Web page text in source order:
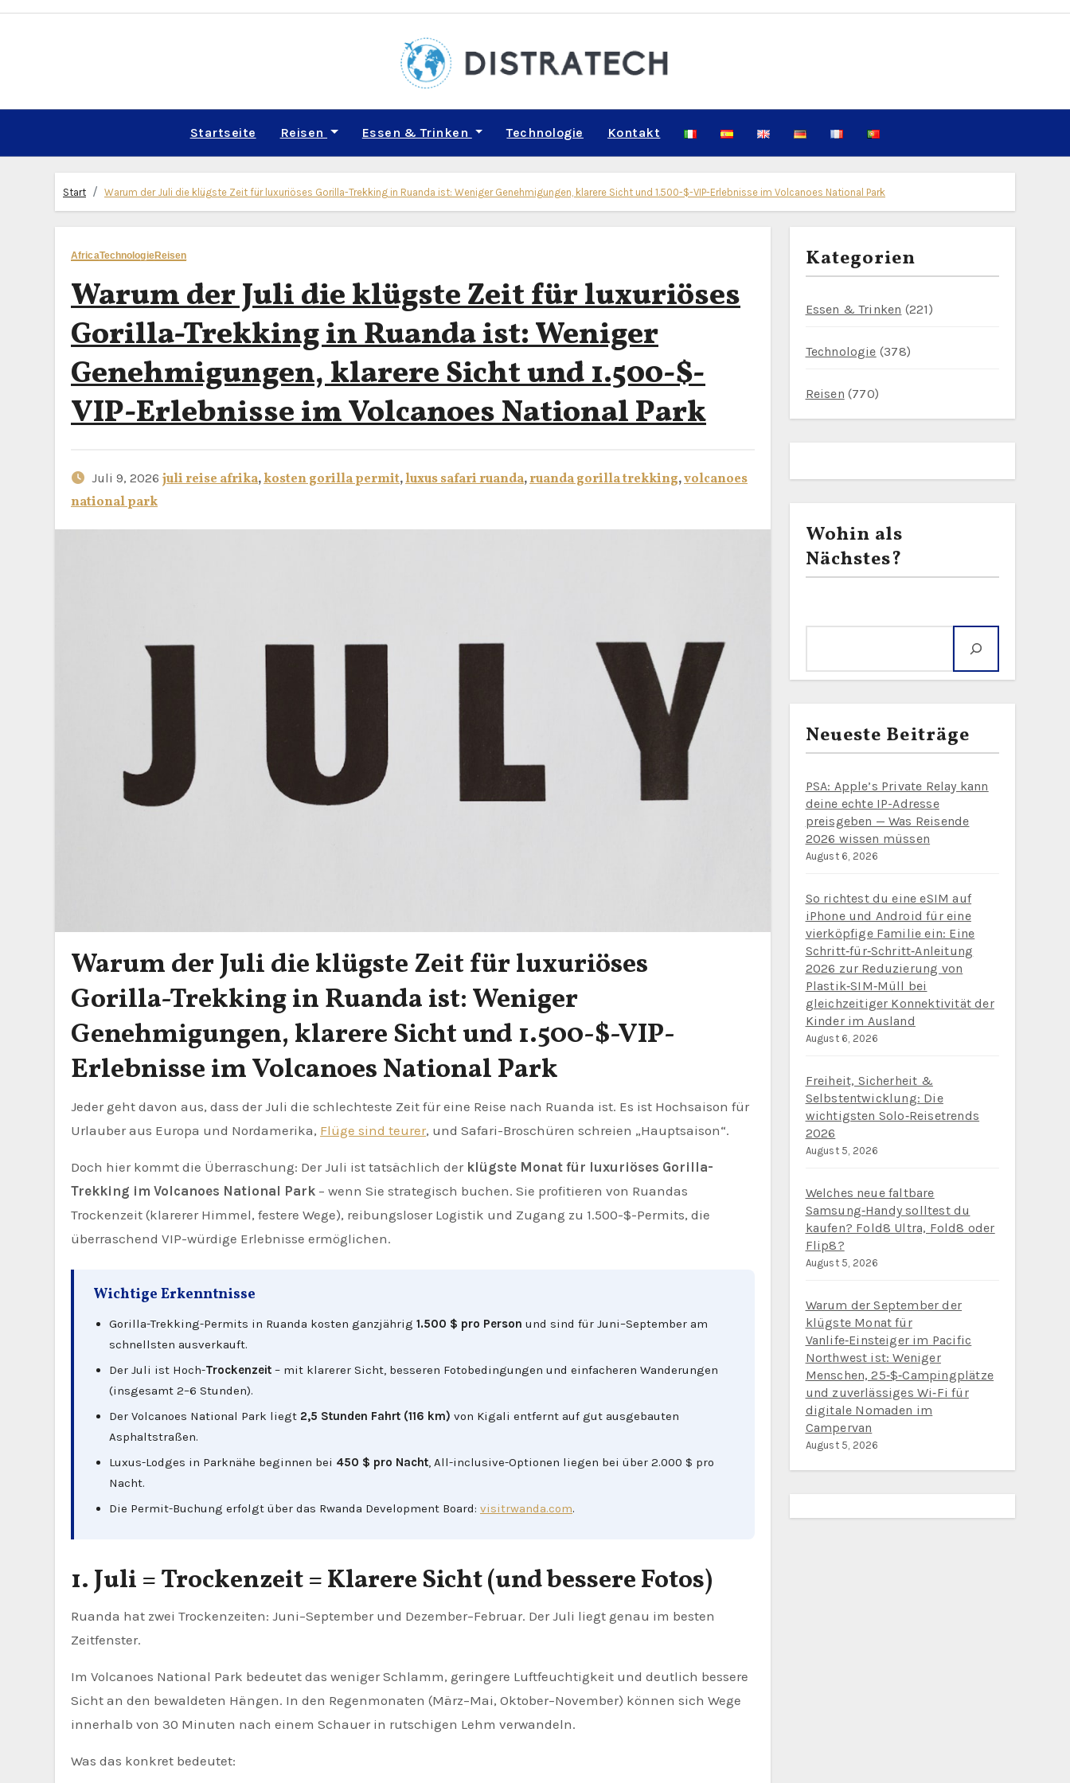
Zum
Startseite Reisen Essen & Trinken Technologie Kontakt
Start Warum der Juli die klügste Zeit für luxuriöses Gorilla-Trekking in Ruanda ist: Weniger Genehmigungen, klarere Sicht und 1.500-$-VIP-Erlebnisse im Volcanoes National Park
AfricaTechnologieReisen
Warum der Juli die klügste Zeit für luxuriöses
Gorilla-Trekking in Ruanda ist: Weniger
Genehmigungen, klarere Sicht und 1.500-$-
VIP-Erlebnisse im Volcanoes National Park
Juli 9, 2026 juli reise afrika,kosten gorilla permit,luxus safari ruanda,ruanda gorilla trekking,volcanoes
national park
Warum der Juli die klügste Zeit für luxuriöses
Gorilla-Trekking in Ruanda ist: Weniger
Genehmigungen, klarere Sicht und 1.500-$-VIP-
Erlebnisse im Volcanoes National Park
Jeder geht davon aus, dass der Juli die schlechteste Zeit für eine Reise nach Ruanda ist. Es ist Hochsaison für
Urlauber aus Europa und Nordamerika, Flüge sind teurer, und Safari-Broschüren schreien „Hauptsaison“.
Doch hier kommt die Überraschung: Der Juli ist tatsächlich der klügste Monat für luxuriöses Gorilla-
Trekking im Volcanoes National Park – wenn Sie strategisch buchen. Sie profitieren von Ruandas
Trockenzeit (klarerer Himmel, festere Wege), reibungsloser Logistik und Zugang zu 1.500-$-Permits, die
überraschend VIP-würdige Erlebnisse ermöglichen.
Wichtige Erkenntnisse
Gorilla-Trekking-Permits in Ruanda kosten ganzjährig 1.500 $ pro Person und sind für Juni–September am
schnellsten ausverkauft.
Der Juli ist Hoch-Trockenzeit – mit klarerer Sicht, besseren Fotobedingungen und einfacheren Wanderungen
(insgesamt 2–6 Stunden).
Der Volcanoes National Park liegt 2,5 Stunden Fahrt (116 km) von Kigali entfernt auf gut ausgebauten
Asphaltstraßen.
Luxus-Lodges in Parknähe beginnen bei 450 $ pro Nacht, All-inclusive-Optionen liegen bei über 2.000 $ pro
Nacht.
Die Permit-Buchung erfolgt über das Rwanda Development Board: visitrwanda.com.
1. Juli = Trockenzeit = Klarere Sicht (und bessere Fotos)
Ruanda hat zwei Trockenzeiten: Juni–September und Dezember–Februar. Der Juli liegt genau im besten
Zeitfenster.
Im Volcanoes National Park bedeutet das weniger Schlamm, geringere Luftfeuchtigkeit und deutlich bessere
Sicht an den bewaldeten Hängen. In den Regenmonaten (März–Mai, Oktober–November) können sich Wege
innerhalb von 30 Minuten nach einem Schauer in rutschigen Lehm verwandeln.
Was das konkret bedeutet:
Kategorien
Essen & Trinken (221)
Technologie (378)
Reisen (770)
Wohin als
Nächstes?
Neueste Beiträge
PSA: Apple’s Private Relay kann
deine echte IP-Adresse
preisgeben — Was Reisende
2026 wissen müssen
August 6, 2026
So richtest du eine eSIM auf
iPhone und Android für eine
vierköpfige Familie ein: Eine
Schritt‑für‑Schritt‑Anleitung
2026 zur Reduzierung von
Plastik‑SIM‑Müll bei
gleichzeitiger Konnektivität der
Kinder im Ausland
August 6, 2026
Freiheit, Sicherheit &
Selbstentwicklung: Die
wichtigsten Solo‑Reisetrends
2026
August 5, 2026
Welches neue faltbare
Samsung‑Handy solltest du
kaufen? Fold8 Ultra, Fold8 oder
Flip8?
August 5, 2026
Warum der September der
klügste Monat für
Vanlife‑Einsteiger im Pacific
Northwest ist: Weniger
Menschen, 25‑$‑Campingplätze
und zuverlässiges Wi‑Fi für
digitale Nomaden im
Campervan
August 5, 2026